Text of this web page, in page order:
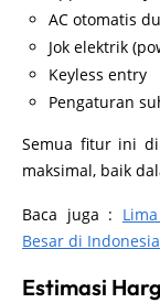
AC otomatis
Jok elektrik
Keyless entry
Pengaturan
Semua fitur ini
maksimal, baik
Baca juga :
Besar di Indonesia
Estimasi